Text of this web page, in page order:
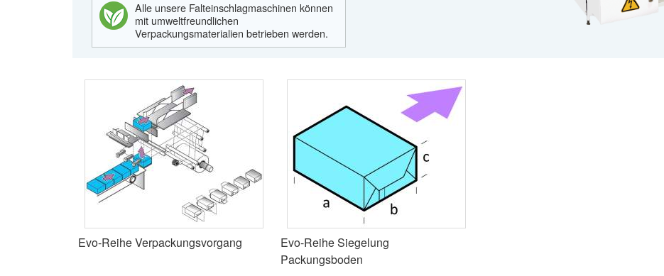
Alle unsere Falteinschlagmaschinen können
mit umweltfreundlichen
Verpackungsmaterialien betrieben werden.
Evo-Reihe Verpackungsvorgang
Evo-Reihe Siegelung
Packungsboden